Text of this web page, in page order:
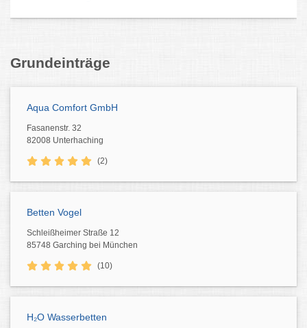
Grundeinträge
Aqua Comfort GmbH
Fasanenstr. 32
82008 Unterhaching
(2)
Betten Vogel
Schleißheimer Straße 12
85748 Garching bei München
(10)
H₂O Wasserbetten